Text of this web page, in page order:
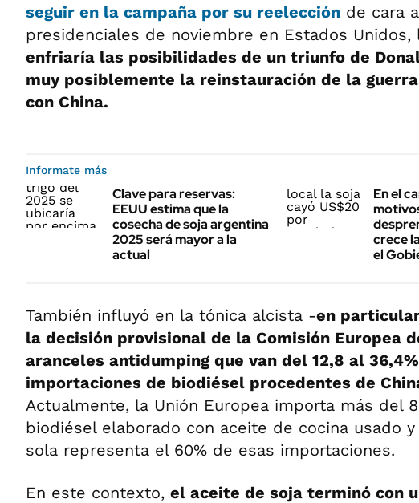
seguir en la campaña por su reelección de cara
presidenciales de noviembre en Estados Unidos,
enfriaría las posibilidades de un triunfo de
muy posiblemente la reinstauración de la
con China.
Informate más
Clave para reservas:
EEUU estima que la
cosecha de soja argentina
2025 será mayor a la
actual
En el
crece
el
También influyó en la tónica alcista -en
la decisión provisional de la Comisión Europea
aranceles antidumping que van del 12,8 al
importaciones de biodiésel procedentes de
Actualmente, la Unión Europea importa más del
biodiésel elaborado con aceite de cocina usado
sola representa el 60% de esas importaciones.
En este contexto, el aceite de soja terminó con